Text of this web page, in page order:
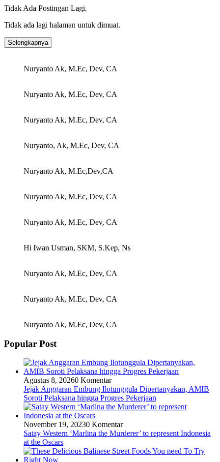
Tidak Ada Postingan Lagi.
Tidak ada lagi halaman untuk dimuat.
Selengkapnya
Nuryanto Ak, M.Ec, Dev, CA
Nuryanto Ak, M.Ec, Dev, CA
Nuryanto Ak, M.Ec, Dev, CA
Nuryanto, Ak, M.Ec, Dev, CA
Nuryanto Ak, M.Ec,Dev,CA
Nuryanto Ak, M.Ec, Dev, CA
Nuryanto Ak, M.Ec, Dev, CA
Hi Iwan Usman, SKM, S.Kep, Ns
Nuryanto Ak, M.Ec, Dev, CA
Nuryanto Ak, M.Ec, Dev, CA
Nuryanto Ak, M.Ec, Dev, CA
Popular Post
Agustus 8, 20260 Komentar
Jejak Anggaran Embung Ilotunggula Dipertanyakan, AMIB
Soroti Pelaksana hingga Progres Pekerjaan
November 19, 20230 Komentar
Satay Western ‘Marlina the Murderer’ to represent Indonesia
at the Oscars